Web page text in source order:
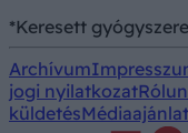
*Keresett
Archívum
jogi nyilatkozat
küldetésMédiaajánlat